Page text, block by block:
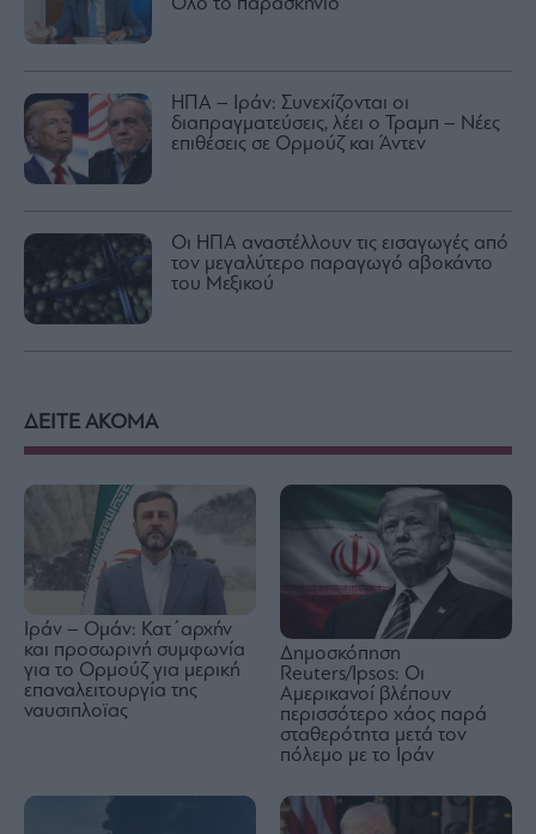
Όλο το παρασκήνιο
ΗΠΑ – Ιράν: Συνεχίζονται οι
διαπραγματεύσεις, λέει ο Τραμπ – Νέες
επιθέσεις σε Ορμούζ και Άντεν
Οι ΗΠΑ αναστέλλουν τις εισαγωγές από
τον μεγαλύτερο παραγωγό αβοκάντο
του Μεξικού
ΔΕΙΤΕ ΑΚΟΜΑ
Ιράν – Ομάν: Κατ΄αρχήν
και προσωρινή συμφωνία
για το Ορμούζ για μερική
επαναλειτουργία της
ναυσιπλοϊας
Δημοσκόπηση
Reuters/Ipsos: Οι
Αμερικανοί βλέπουν
περισσότερο χάος παρά
σταθερότητα μετά τον
πόλεμο με το Ιράν